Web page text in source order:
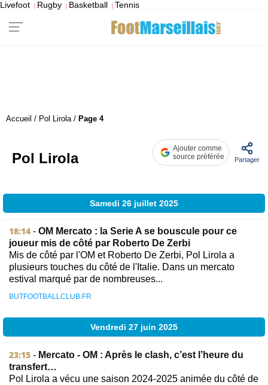
Livefoot | Rugby | Basketball | Tennis
Accueil / Pol Lirola/ Page 4
Pol Lirola
Ajouter comme
source préférée
Partager
Samedi 26 juillet 2025
18:14 - OM Mercato : la Serie A se bouscule pour ce
joueur mis de côté par Roberto De Zerbi
Mis de côté par l'OM et Roberto De Zerbi, Pol Lirola a
plusieurs touches du côté de l'Italie. Dans un mercato
estival marqué par de nombreuses...
BUTFOOTBALLCLUB.FR
Vendredi 27 juin 2025
23:15 - Mercato - OM : Après le clash, c’est l’heure du
transfert…
Pol Lirola a vécu une saison 2024-2025 animée du côté de